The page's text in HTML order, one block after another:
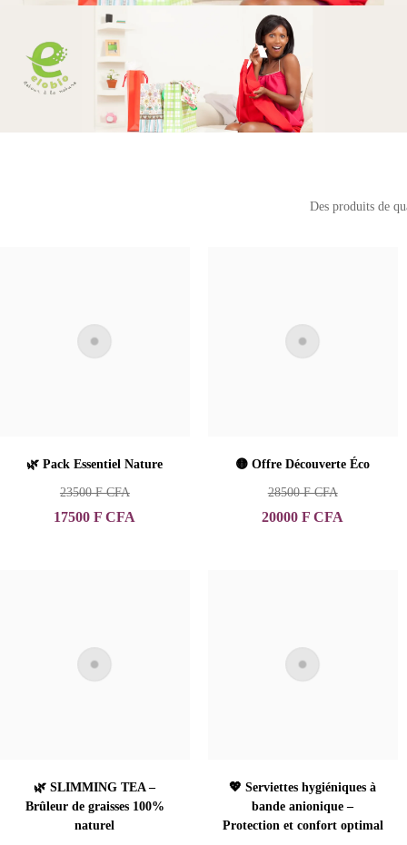
Des produits de
🌿 Pack Essentiel Nature
23500F CFA
17500 F CFA
🟡 Offre Découverte Éco
28500F CFA
20000 F CFA
🌿 SLIMMING TEA –
Brûleur de graisses 100%
naturel
💖 Serviettes hygiéniques à
bande anionique –
Protection et confort optimal